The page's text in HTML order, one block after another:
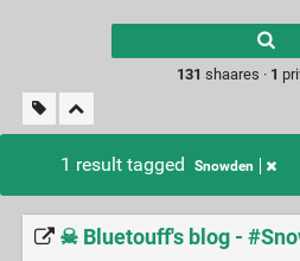
131 shaares · 1
1 result tagged Snowden
☠ Bluetouff's blog -